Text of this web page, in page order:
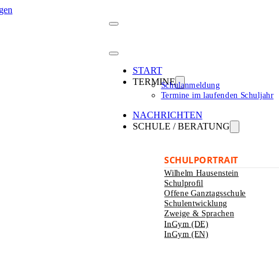
START
TERMINESchulanmeldung
Termine im laufenden Schuljahr
NACHRICHTEN
SCHULE / BERATUNG
SCHULPORTRAIT
Wilhelm Hausenstein
Schulprofil
Offene Ganztagsschule
Schulentwicklung
Zweige & Sprachen
InGym (DE)
InGym (EN)